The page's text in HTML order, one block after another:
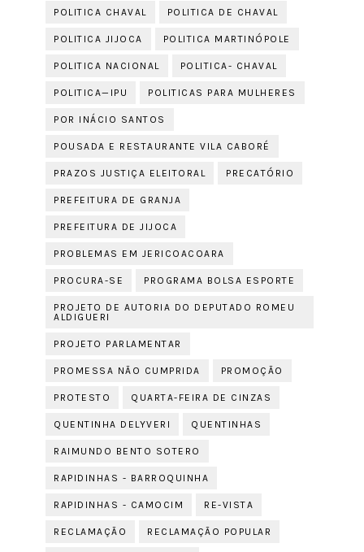
POLITICA CHAVAL POLITICA DE CHAVAL
POLITICA JIJOCA POLITICA MARTINÓPOLE
POLITICA NACIONAL POLITICA- CHAVAL
POLITICA—IPU POLITICAS PARA MULHERES
POR INÁCIO SANTOS
POUSADA E RESTAURANTE VILA CABORÉ
PRAZOS JUSTIÇA ELEITORAL PRECATÓRIO
PREFEITURA DE GRANJA
PREFEITURA DE JIJOCA
PROBLEMAS EM JERICOACOARA
PROCURA-SE PROGRAMA BOLSA ESPORTE
PROJETO DE AUTORIA DO DEPUTADO ROMEU
ALDIGUERI
PROJETO PARLAMENTAR
PROMESSA NÃO CUMPRIDA PROMOÇÃO
PROTESTO QUARTA-FEIRA DE CINZAS
QUENTINHA DELYVERI QUENTINHAS
RAIMUNDO BENTO SOTERO
RAPIDINHAS - BARROQUINHA
RAPIDINHAS - CAMOCIM RE-VISTA
RECLAMAÇÃO RECLAMAÇÃO POPULAR